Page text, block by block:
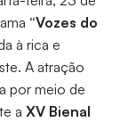
“Vozes do
à rica e
A atração
por meio de
a XV Bienal